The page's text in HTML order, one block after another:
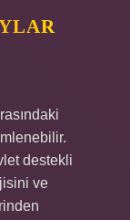
destekli
ve